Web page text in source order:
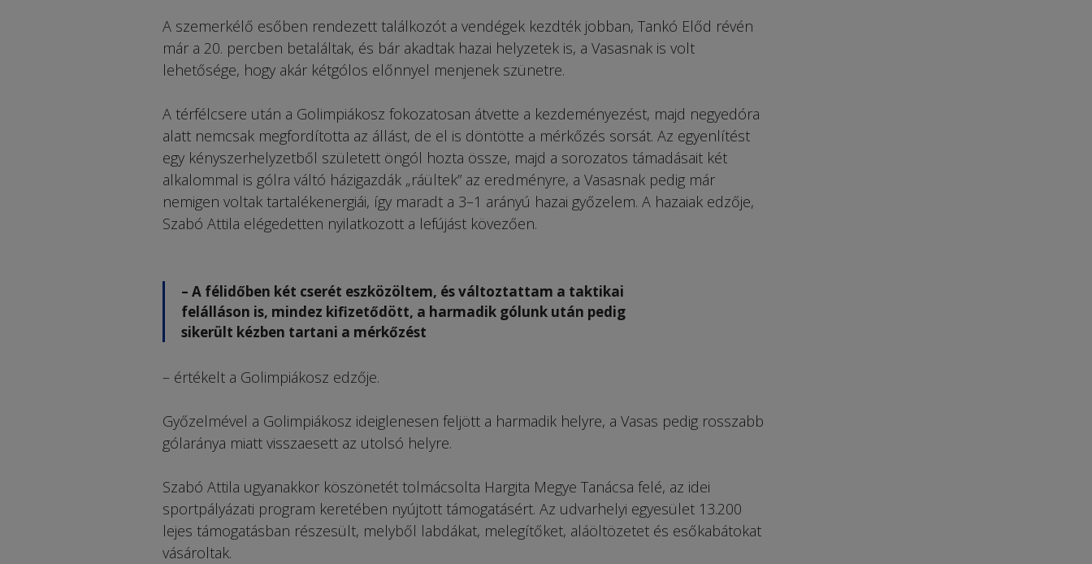
A szemerkélő esőben rendezett találkozót a vendégek kezdték jobban, Tankó Előd révén
már a 20. percben betaláltak, és bár akadtak hazai helyzetek is, a Vasasnak is volt
lehetősége, hogy akár kétgólos előnnyel menjenek szünetre.
A térfélcsere után a Golimpiákosz fokozatosan átvette a kezdeményezést, majd negyedóra
alatt nemcsak megfordította az állást, de el is döntötte a mérkőzés sorsát. Az egyenlítést
egy kényszerhelyzetből született öngól hozta össze, majd a sorozatos támadásait két
alkalommal is gólra váltó házigazdák „ráültek” az eredményre, a Vasasnak pedig már
nemigen voltak tartalékenergiái, így maradt a 3–1 arányú hazai győzelem. A hazaiak edzője,
Szabó Attila elégedetten nyilatkozott a lefújást kövezően.
– A félidőben két cserét eszközöltem, és változtattam a taktikai
felálláson is, mindez kifizetődött, a harmadik gólunk után pedig
sikerült kézben tartani a mérkőzést
– értékelt a Golimpiákosz edzője.
Győzelmével a Golimpiákosz ideiglenesen feljött a harmadik helyre, a Vasas pedig rosszabb
gólaránya miatt visszaesett az utolsó helyre.
Szabó Attila ugyanakkor köszönetét tolmácsolta Hargita Megye Tanácsa felé, az idei
sportpályázati program keretében nyújtott támogatásért. Az udvarhelyi egyesület 13.200
lejes támogatásban részesült, melyből labdákat, melegítőket, aláöltözetet és esőkabátokat
vásároltak.